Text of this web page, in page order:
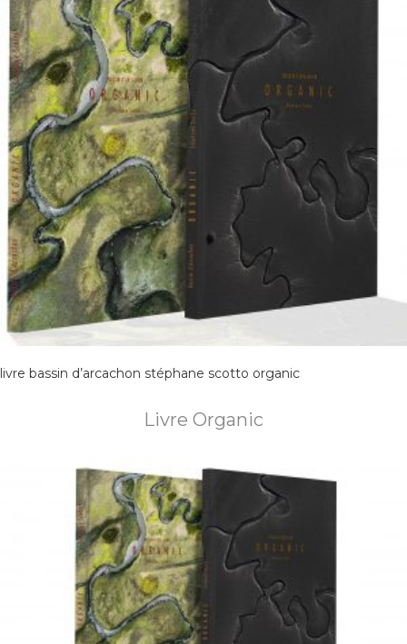
livre bassin d’arcachon stéphane scotto organic
Livre Organic